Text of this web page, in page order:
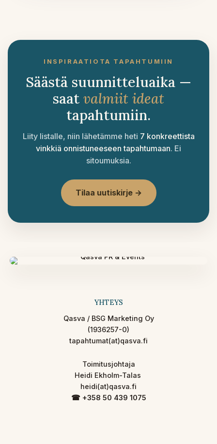
INSPIRAATIOTA TAPAHTUMIIN
Säästä suunnitteluaika —
saat valmiit ideat
tapahtumiin.
Liity listalle, niin lähetämme heti 7 konkreettista
vinkkiä onnistuneeseen tapahtumaan. Ei
sitoumuksia.
Tilaa uutiskirje →
YHTEYS
Qasva / BSG Marketing Oy
(1936257-0)
tapahtumat(at)qasva.fi
Toimitusjohtaja
Heidi Ekholm-Talas
heidi(at)qasva.fi
☎︎ +358 50 439 1075